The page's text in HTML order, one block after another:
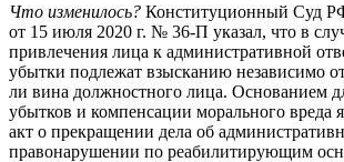
Что изменилось? Конституционный Суд
от 15 июля 2020 г. № 36-П указал, что в
привлечения лица к административной
убытки подлежат взысканию независимо
ли вина должностного лица. Основанием
убытков и компенсации морального вреда
акт о прекращении дела об
правонарушении по реабилитирующим